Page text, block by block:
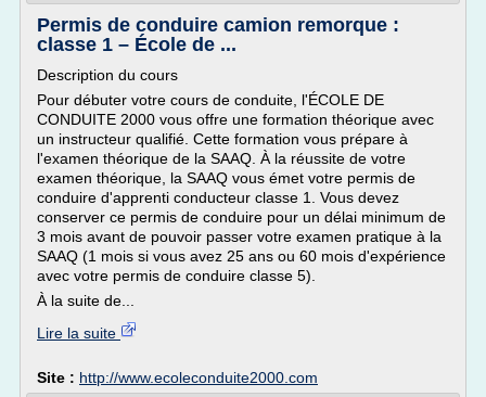
Permis de conduire camion remorque :
classe 1 – École de ...
Description du cours
Pour débuter votre cours de conduite, l'ÉCOLE DE
CONDUITE 2000 vous offre une formation théorique avec
un instructeur qualifié. Cette formation vous prépare à
l'examen théorique de la SAAQ. À la réussite de votre
examen théorique, la SAAQ vous émet votre permis de
conduire d'apprenti conducteur classe 1. Vous devez
conserver ce permis de conduire pour un délai minimum de
3 mois avant de pouvoir passer votre examen pratique à la
SAAQ (1 mois si vous avez 25 ans ou 60 mois d'expérience
avec votre permis de conduire classe 5).
À la suite de...
Lire la suite
Site : http://www.ecoleconduite2000.com